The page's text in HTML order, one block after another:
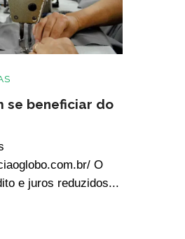
se beneficiar do
O
e juros reduzidos...